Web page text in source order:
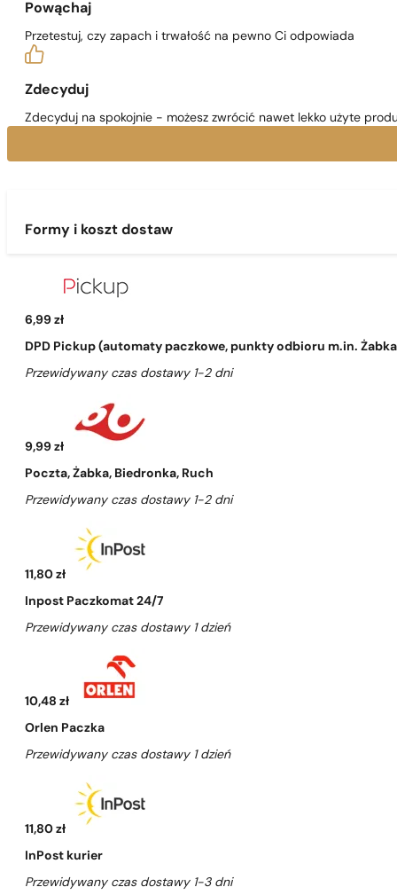
Powąchaj
Przetestuj, czy zapach i trwałość na pewno Ci odpowiada
Zdecyduj
Zdecyduj na spokojnie - możesz zwrócić nawet lekko użyte
Formy i koszt dostaw
6,99 zł
DPD Pickup (automaty paczkowe, punkty odbioru m.in.
Przewidywany czas dostawy 1-2 dni
9,99 zł
Poczta, Żabka, Biedronka, Ruch
Przewidywany czas dostawy 1-2 dni
11,80 zł
Inpost Paczkomat 24/7
Przewidywany czas dostawy 1 dzień
10,48 zł
Orlen Paczka
Przewidywany czas dostawy 1 dzień
11,80 zł
InPost kurier
Przewidywany czas dostawy 1-3 dni